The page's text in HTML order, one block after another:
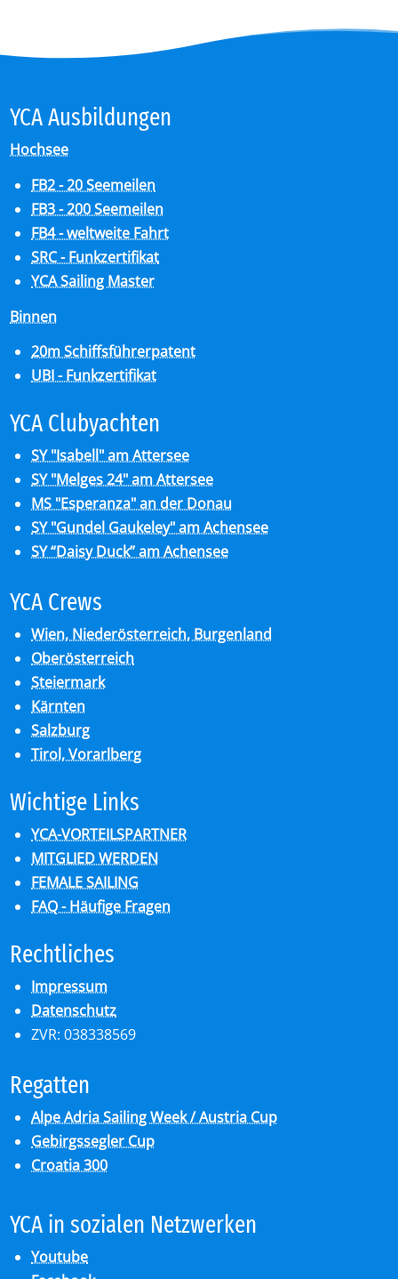
YCA Aus­bil­dun­gen
Hochsee
FB2 - 20 Seemeilen
FB3 - 200 Seemeilen
FB4 - weltweite Fahrt
SRC - Funkzertifikat
YCA Sailing Master
Binnen
20m Schiffsführerpatent
UBI - Funkzertifikat
YCA Club­y­ach­ten
SY "Isabell" am Attersee
SY "Melges 24" am Attersee
MS "Esperanza" an der Donau
SY "Gundel Gaukeley" am Achensee
SY “Daisy Duck” am Achensee
YCA Crews
Wien, Niederösterreich, Burgenland
Oberösterreich
Steiermark
Kärnten
Salzburg
Tirol, Vorarlberg
Wich­ti­ge Links
YCA-VORTEILSPARTNER
MITGLIED WERDEN
FEMALE SAILING
FAQ - Häufige Fragen
Recht­li­ches
Impressum
Datenschutz
ZVR: 038338569
Re­gat­ten
Alpe Adria Sailing Week / Austria Cup
Gebirgssegler Cup
Croatia 300
YCA in so­zia­len Netz­wer­ken
Youtube